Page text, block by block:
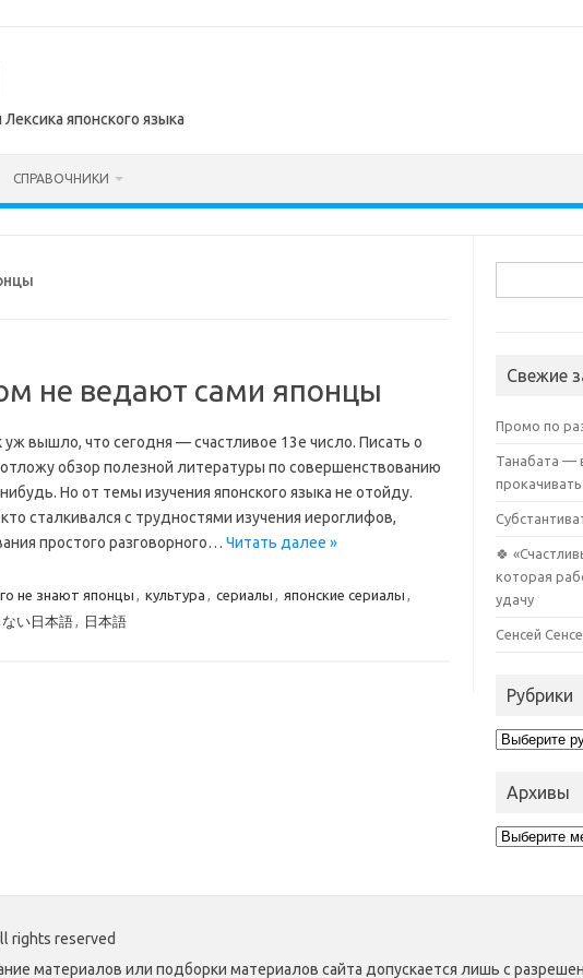
японского языка
СПРАВОЧНИКИ
не ведают сами японцы
уж вышло, что сегодня — счастливое 13е число. Писать о
обзор полезной литературы по совершенствованию
Но от темы изучения японского языка не отойду.
сталкивался с трудностями изучения иероглифов,
простого разговорного… Читать далее »
не знают японцы , культура , сериалы , японские сериалы ,
い日本語, 日本語
Свежие
Промо по
Танабата —
🍀
которая
удачу
Сенсей
Рубрики
Рубрики
Архивы
Архивы
rights reserved
материалов или подборки материалов сайта допускается лишь с